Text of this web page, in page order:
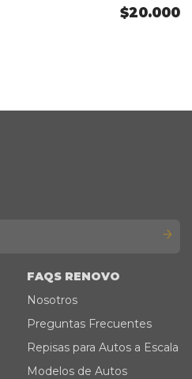
$20.000
FAQS RENOVO
Nosotros
Preguntas Frecuentes
Repisas para Autos a Escala
Modelos de Autos